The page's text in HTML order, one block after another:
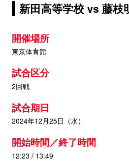
新田高等学校 vs 藤枝
開催場所
東京体育館
試合区分
2回戦
試合期日
2024年12月25日（水）
開始時間／終了時間
12:23 / 13:49